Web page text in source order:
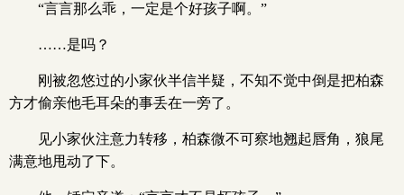
“言言那么乖，一定是个好孩子啊。”
……是吗？
刚被忽悠过的小家伙半信半疑，不知不觉中倒是把柏森
方才偷亲他毛耳朵的事丢在一旁了。
见小家伙注意力转移，柏森微不可察地翘起唇角，狼尾
满意地甩动了下。